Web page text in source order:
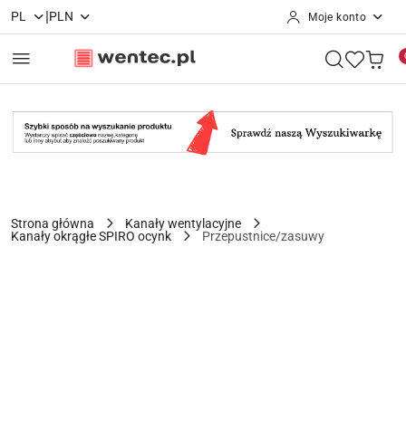
Przejdź do treści głównej
Przejdź do wyszukiwarki
Przejdź do moje konto
Przejdź do menu głównego
Przejdź do opisu produktu
Przejdź do stopki
PL |PLN Moje konto
Strona główna
Kanały wentylacyjne
Kanały okrągłe SPIRO ocynk
Przepustnice/zasuwy